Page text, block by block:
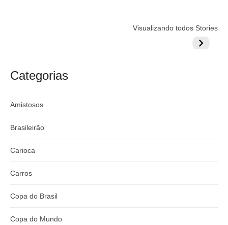
Visualizando todos Stories
argentino
Globo quer
Lesão
do
Categorias
Amistosos
Brasileirão
Carioca
Carros
Copa do Brasil
Copa do Mundo